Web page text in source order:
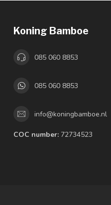
Koning Bamboe
085 060 8853
085 060 8853
info@koningbamboe.nl
COC number: 72734523